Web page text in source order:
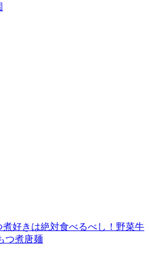
煮好きは絶対食べるべし！野菜牛
つ煮唐麺